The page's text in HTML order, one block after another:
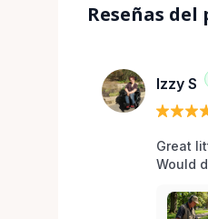
Reseñas
Izzy S
Great
Would